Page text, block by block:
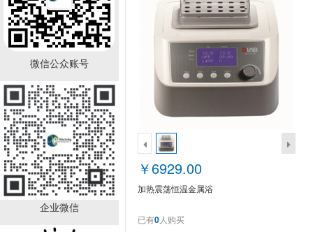
微信公众账号
企业微信
加热震荡恒温金属浴
￥6929.00
已有 0 人购买
￥6929.00
加热震荡恒温金属浴
已有0人购买